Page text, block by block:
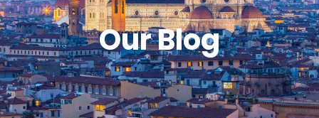
Our Blog